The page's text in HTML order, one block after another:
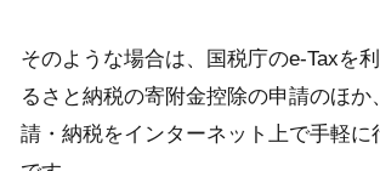
そのような場合は、国税庁のe-Taxを
るさと納税の寄附金控除の申請のほか
請・納税をインターネット上で手軽に